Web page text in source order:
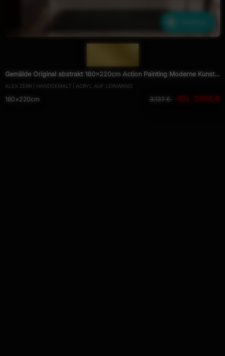
Gemälde Original abstrakt 160x220cm Action Painting Moderne Kunst
handgemalt Mischtechnik rot weiß schwarz hochwertig
ALEX ZERR | HANDGEMALT | ACRYL AUF LEINWAND
160×220cm 3.137 € -9% 2.855 €